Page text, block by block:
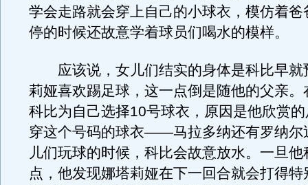
学会走路就会穿上自己的小球衣，模仿着爸
停的时候还故意学着球员们喝水的模样。
应该说，女儿们结实的身体是科比早就
莉娅喜欢踢足球，这一点倒是随他的父亲。
科比为自己选择10号球衣，原因是他欣赏
穿这个号码的球衣——马拉多纳还有罗纳尔
儿们玩球的时候，科比会故意放水。一旦他
点，他发现娜塔莉娅在下一回合就会打得